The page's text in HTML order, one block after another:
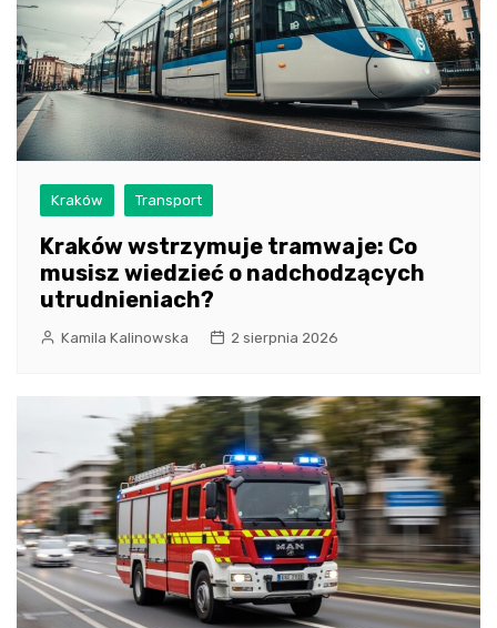
Kraków Transport
Kraków wstrzymuje tramwaje: Co
musisz wiedzieć o nadchodzących
utrudnieniach?
Kamila Kalinowska 2 sierpnia 2026